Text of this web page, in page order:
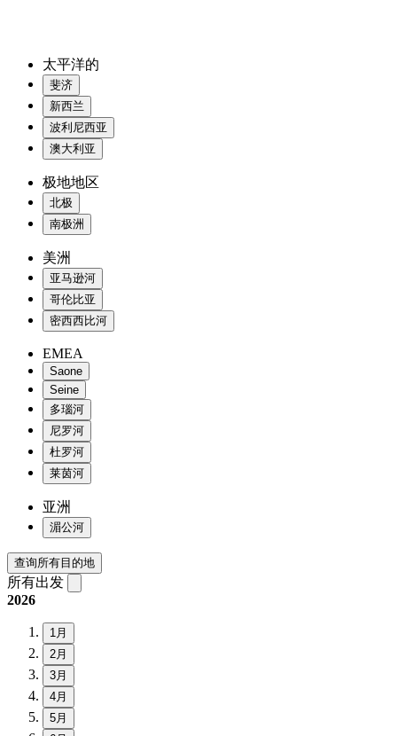
太平洋的
斐济
新西兰
波利尼西亚
澳大利亚
极地地区
北极
南极洲
美洲
亚马逊河
哥伦比亚
密西西比河
EMEA
Saone
Seine
多瑙河
尼罗河
杜罗河
莱茵河
亚洲
湄公河
查询所有目的地
所有出发
2026
1月
2月
3月
4月
5月